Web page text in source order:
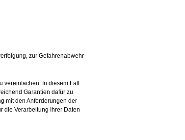
zur Gefahrenabwehr
In diesem Fall
Garantien dafür zu
mit den Anforderungen der
die Verarbeitung Ihrer Daten